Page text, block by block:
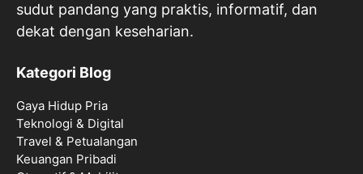
sudut pandang yang praktis, informatif, dan
dekat dengan keseharian.
Kategori Blog
Gaya Hidup Pria
Teknologi & Digital
Travel & Petualangan
Keuangan Pribadi